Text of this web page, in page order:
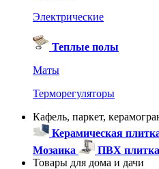
Электрические
Теплые полы
Маты
Терморегуляторы
Кафель, паркет,
Керамическая
Мозаика
ПВХ плитка
Товары для дома и дачи